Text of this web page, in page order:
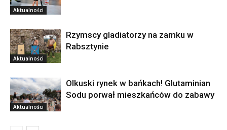
Aktualności
Aktualności
Rzymscy gladiatorzy na zamku w
Rabsztynie
Aktualności
Olkuski rynek w bańkach! Glutaminian
Sodu porwał mieszkańców do zabawy